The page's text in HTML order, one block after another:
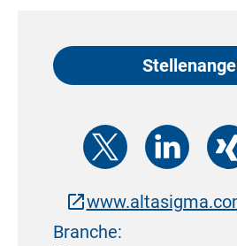
Branche: